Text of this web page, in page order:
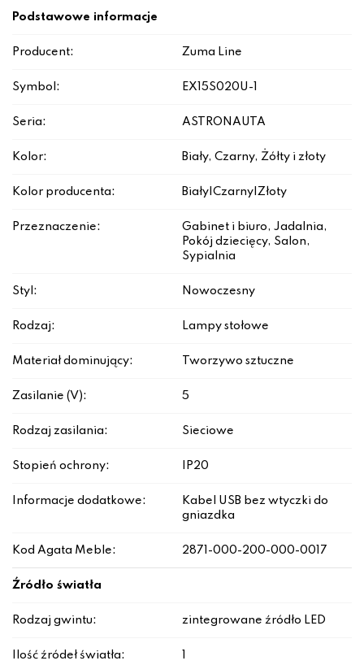
Podstawowe informacje
Producent: Zuma Line
Symbol: EX15S020U-1
Seria: ASTRONAUTA
Kolor: Biały, Czarny, Żółty i złoty
Kolor producenta: Biały|Czarny|Złoty
Przeznaczenie:
Gabinet i biuro, Jadalnia,
Pokój dziecięcy, Salon,
Sypialnia
Styl: Nowoczesny
Rodzaj: Lampy stołowe
Materiał dominujący: Tworzywo sztuczne
Zasilanie (V): 5
Rodzaj zasilania: Sieciowe
Stopień ochrony: IP20
Informacje dodatkowe:
Kabel USB bez wtyczki do
gniazdka
Kod Agata Meble: 2871-000-200-000-0017
Źródło światła
Rodzaj gwintu: zintegrowane źródło LED
Ilość źródeł światła: